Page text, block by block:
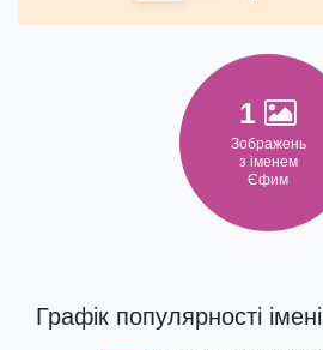
1
Зображень
з іменем
Єфим
Графік популярності